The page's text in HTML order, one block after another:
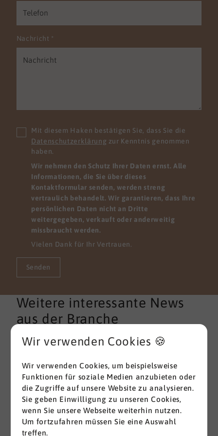
Nachricht *
Mit diesem Haken bestätigen Sie, dass Sie die
Datenschutzerklärung zur Kenntnis genommen
haben.
Wir nehmen den Schutz Ihrer Daten ernst. Alle
Informationen, die Sie über dieses
Kontaktformular senden, werden streng
vertraulich behandelt. Wir garantieren, dass Ihre
persönlichen Daten nicht an Dritte
weitergegeben, verkauft oder anderweitig
missbraucht werden.
Vielen Dank für Ihr Vertrauen.
Senden
Weitere interessante News
aus der Branche
Alle ansehen
Wir verwenden Cookies 🍪
Wir verwenden Cookies, um beispielsweise
Funktionen für soziale Medien anzubieten oder
die Zugriffe auf unsere Website zu analysieren.
Sie geben Einwilligung zu unseren Cookies,
wenn Sie unsere Webseite weiterhin nutzen.
Um fortzufahren müssen Sie eine Auswahl
treffen.